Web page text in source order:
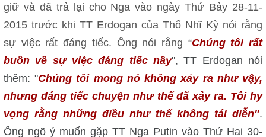
giữ và đã trả lại cho Nga vào ngày Thứ Bảy 28-11-
2015 trước khi TT Erdogan của Thổ Nhĩ Kỳ nói rằng
sự việc rất đáng tiếc. Ông nói rằng “Chúng tôi rất
buồn về sự việc đáng tiếc nầy", TT Erdogan nói
thêm: "Chúng tôi mong nó không xảy ra như vậy,
nhưng đáng tiếc chuyện như thế đã xảy ra. Tôi hy
vọng rằng những điều như thế không tái diễn".
Ông ngõ ý muốn gặp TT Nga Putin vào Thứ Hai 30-